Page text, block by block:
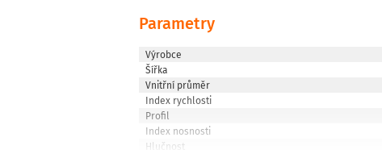
Parametry
Výrobce
Šířka
Vnitřní průměr
Index rychlosti
Profil
Index nosnosti
Hlučnost